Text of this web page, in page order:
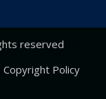
reserved
Copyright Policy